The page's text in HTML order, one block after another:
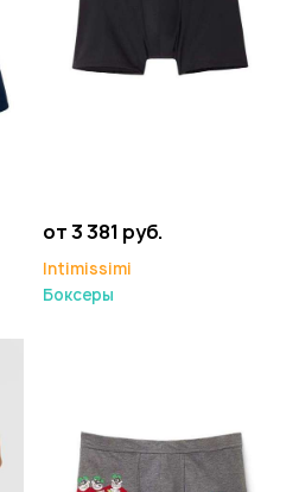
от 3 381 руб.
Intimissimi
Боксеры